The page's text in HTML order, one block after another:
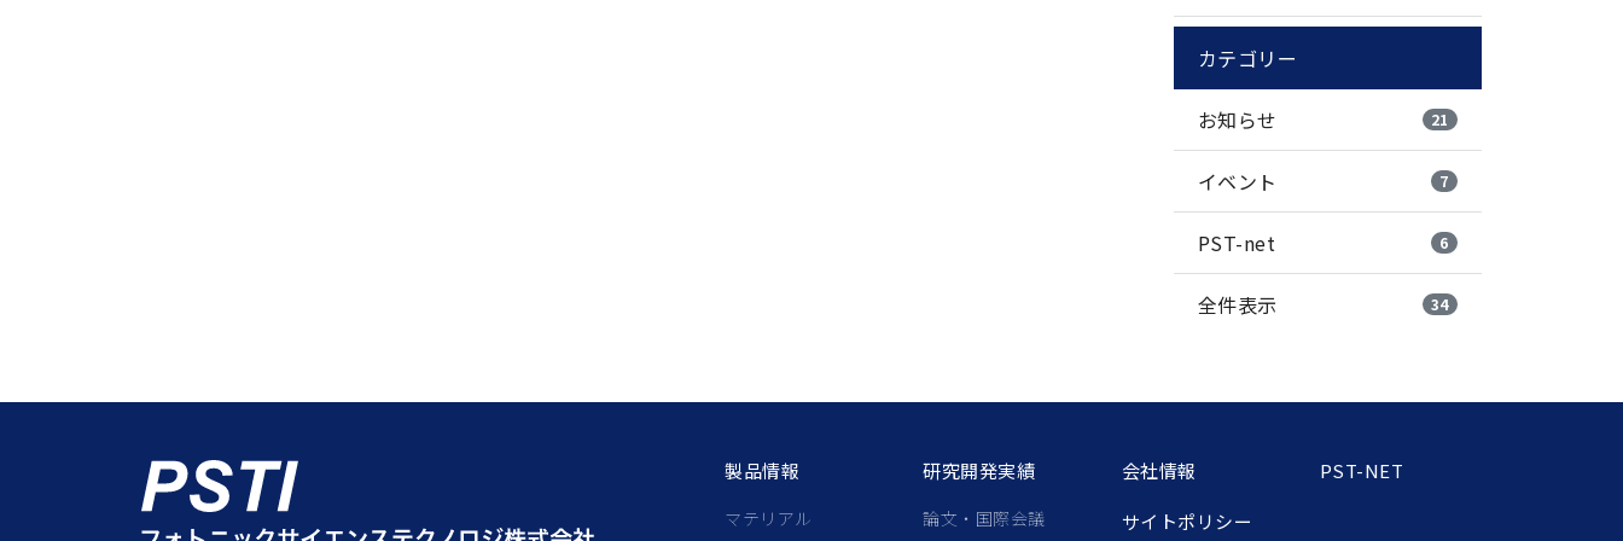
カテゴリー
お知らせ 21
イベント 7
PST-net 6
全件表示 34
製品情報
マテリアル
研究開発実績
論文・国際会議
会社情報
サイトポリシー
PST-NET